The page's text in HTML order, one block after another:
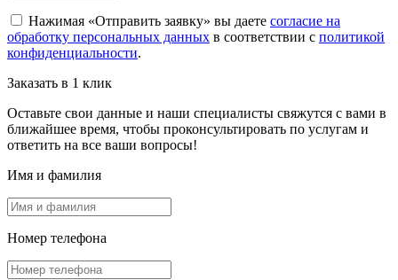
Нажимая «Отправить заявку» вы даете согласие на
обработку персональных данных в соответствии с политикой
конфиденциальности.
Заказать в 1 клик
Оставьте свои данные и наши специалисты свяжутся с вами в
ближайшее время, чтобы проконсультировать по услугам и
ответить на все ваши вопросы!
Имя и фамилия
Номер телефона